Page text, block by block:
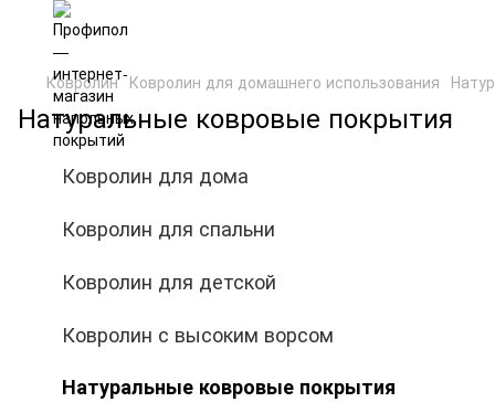
Ковролин Ковролин для домашнего использования
Натуральные ковровые покрытия
Ковролин для дома
Ковролин для спальни
Ковролин для детской
Ковролин с высоким ворсом
Натуральные ковровые покрытия